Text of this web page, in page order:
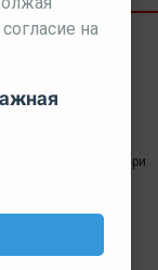
авторов.При
на